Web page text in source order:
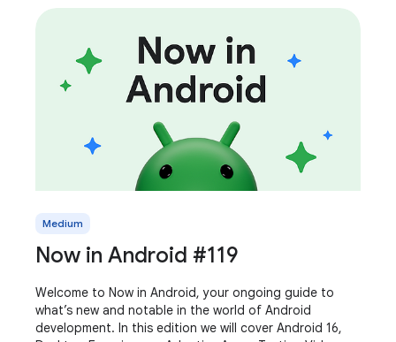
Medium
Now in Android #119
Welcome to Now in Android, your ongoing guide to
what’s new and notable in the world of Android
development. In this edition we will cover Android 16,